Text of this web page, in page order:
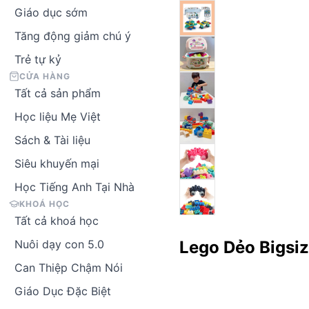
Giáo dục sớm
Tăng động giảm chú ý
Trẻ tự kỷ
CỬA HÀNG
Tất cả sản phẩm
Học liệu Mẹ Việt
Sách & Tài liệu
Siêu khuyến mại
Học Tiếng Anh Tại Nhà
KHOÁ HỌC
Tất cả khoá học
Nuôi dạy con 5.0
Can Thiệp Chậm Nói
Giáo Dục Đặc Biệt
Lego Dẻo